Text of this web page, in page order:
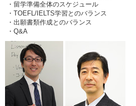
・留学準備全体のスケジュール
・TOEFL/IELTS学習とのバランス
・出願書類作成とのバランス
・Q&A